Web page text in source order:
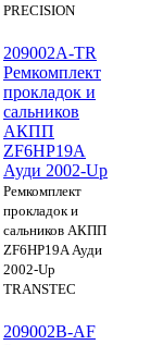
PRECISION
209002A-TR
Ремкомплект
прокладок и
сальников
АКПП
ZF6HP19A
Ауди 2002-Up
Ремкомплект
прокладок и
сальников АКПП
ZF6HP19A Ауди
2002-Up
TRANSTEC
209002B-AF